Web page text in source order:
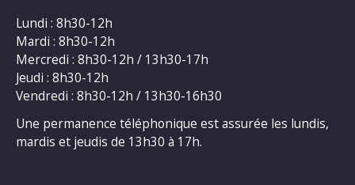
Lundi : 8h30-12h
Mardi : 8h30-12h
Mercredi : 8h30-12h / 13h30-17h
Jeudi : 8h30-12h
Vendredi : 8h30-12h / 13h30-16h30
Une permanence téléphonique est assurée les lundis,
mardis et jeudis de 13h30 à 17h.